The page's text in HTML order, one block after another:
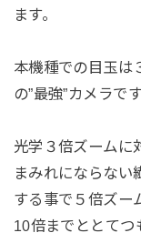
ます。
本機種での目玉は
の”最強”カメラです
光学３倍ズームに
まみれにならない
する事で５倍ズー
10倍までととてつ